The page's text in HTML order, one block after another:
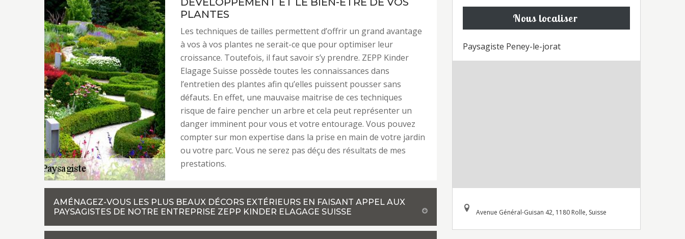
PLANTES
Les techniques de tailles permettent d’offrir un grand avantage
à vos à vos plantes ne serait-ce que pour optimiser leur
croissance. Toutefois, il faut savoir s’y prendre. ZEPP Kinder
Elagage Suisse possède toutes les connaissances dans
l’entretien des plantes afin qu’elles puissent pousser sans
défauts. En effet, une mauvaise maitrise de ces techniques
risque de faire pencher un arbre et cela peut représenter un
danger imminent pour vous et votre entourage. Vous pouvez
compter sur mon expertise dans la prise en main de votre jardin
ou votre parc. Vous ne serez pas déçu des résultats de mes
prestations.
AMÉNAGEZ-VOUS LES PLUS BEAUX DÉCORS EXTÉRIEURS EN FAISANT APPEL AUX
PAYSAGISTES DE NOTRE ENTREPRISE ZEPP KINDER ELAGAGE SUISSE
Nous localiser
Paysagiste Peney-le-jorat
Avenue Général-Guisan 42, 1180 Rolle, Suisse